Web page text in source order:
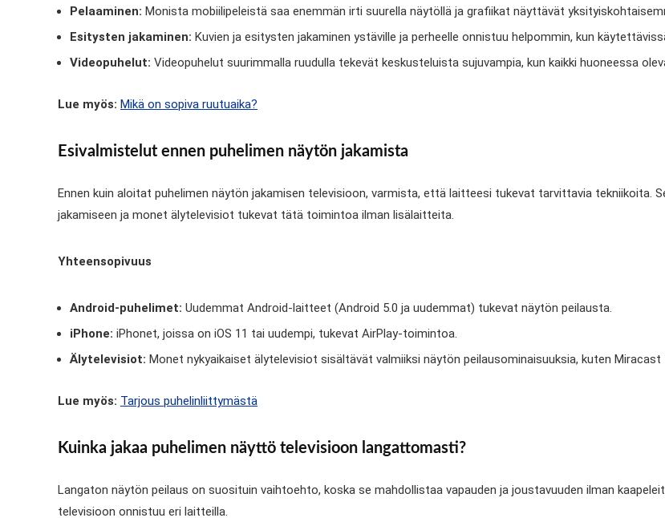
Pelaaminen: Monista mobiilipeleistä saa enemmän irti suurella näytöllä ja grafiikat näyttävät
Esitysten jakaminen: Kuvien ja esitysten jakaminen ystäville ja perheelle onnistuu helpommin, kun
Videopuhelut: Videopuhelut suurimmalla ruudulla tekevät keskusteluista sujuvampia, kun kaikki huoneessa
Lue myös: Mikä on sopiva ruutuaika?
Esivalmistelut ennen puhelimen näytön jakamista
Ennen kuin aloitat puhelimen näytön jakamisen televisioon, varmista, että laitteesi tukevat tarvittavia tekniikoita.
jakamiseen ja monet älytelevisiot tukevat tätä toimintoa ilman lisälaitteita.
Yhteensopivuus
Android-puhelimet: Uudemmat Android-laitteet (Android 5.0 ja uudemmat) tukevat näytön peilausta.
iPhone: iPhonet, joissa on iOS 11 tai uudempi, tukevat AirPlay-toimintoa.
Älytelevisiot: Monet nykyaikaiset älytelevisiot sisältävät valmiiksi näytön peilausominaisuuksia, kuten Miracast
Lue myös: Tarjous puhelinliittymästä
Kuinka jakaa puhelimen näyttö televisioon langattomasti?
Langaton näytön peilaus on suosituin vaihtoehto, koska se mahdollistaa vapauden ja joustavuuden ilman
televisioon onnistuu eri laitteilla.